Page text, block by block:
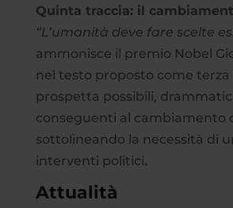
Quinta traccia: il
“L’umanità deve fare scelte
ammonisce il premio Nobel
nel testo proposto come terza
prospetta possibili,
conseguenti al cambiamento
sottolineando la necessità di
interventi politici.
Attualità